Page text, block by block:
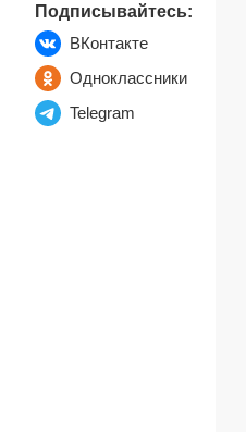
Подписывайтесь:
ВКонтакте
Одноклассники
Telegram